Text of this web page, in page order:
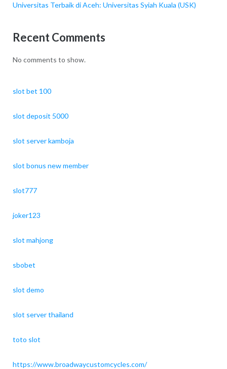
Universitas Terbaik di Aceh: Universitas Syiah Kuala (USK)
Recent Comments
No comments to show.
slot bet 100
slot deposit 5000
slot server kamboja
slot bonus new member
slot777
joker123
slot mahjong
sbobet
slot demo
slot server thailand
toto slot
https://www.broadwaycustomcycles.com/